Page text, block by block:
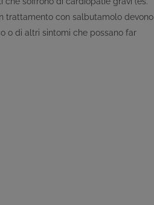
trattamento con salbutamolo devono
o di altri sintomi che possano far